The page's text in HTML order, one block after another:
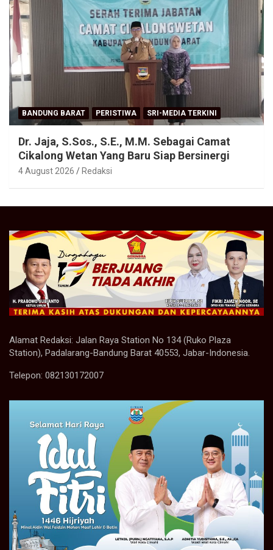
BANDUNG BARAT PERISTIWA SRI-MEDIA TERKINI
Dr. Jaja, S.Sos., S.E., M.M. Sebagai Camat
Cikalong Wetan Yang Baru Siap Bersinergi
4 August 2026 Redaksi
Alamat Redaksi: Jalan Raya Station No 134 (Ruko Plaza
Station), Padalarang-Bandung Barat 40553, Jabar-Indonesia.
Telepon: 082130172007